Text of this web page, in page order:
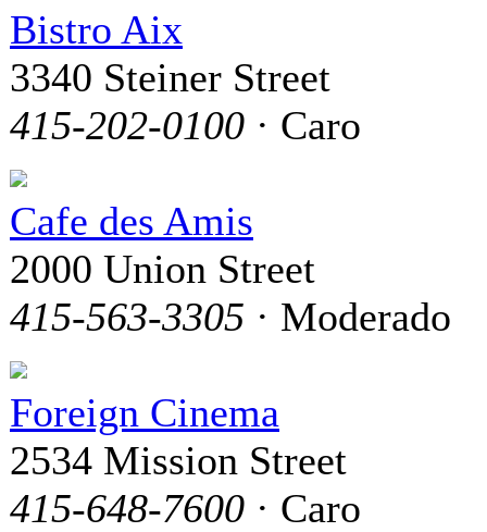
Bistro Aix
3340 Steiner Street
415-202-0100 · Caro
Cafe des Amis
2000 Union Street
415-563-3305 · Moderado
Foreign Cinema
2534 Mission Street
415-648-7600 · Caro